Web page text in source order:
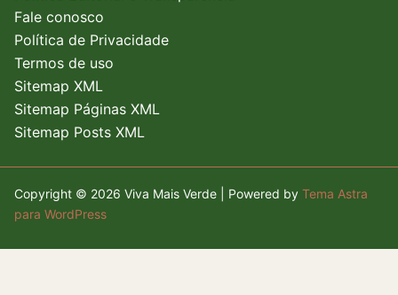
Fale conosco
Política de Privacidade
Termos de uso
Sitemap XML
Sitemap Páginas XML
Sitemap Posts XML
Copyright © 2026 Viva Mais Verde | Powered by Tema Astra
para WordPress